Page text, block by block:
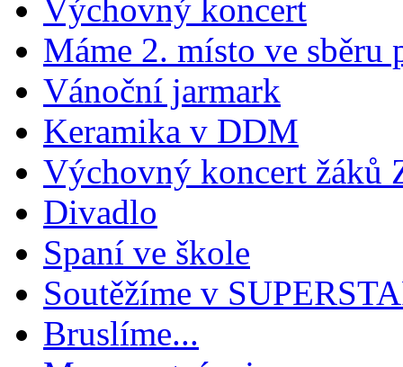
Výchovný koncert
Máme 2. místo ve sběru
Vánoční jarmark
Keramika v DDM
Výchovný koncert žáků
Divadlo
Spaní ve škole
Soutěžíme v
Bruslíme...